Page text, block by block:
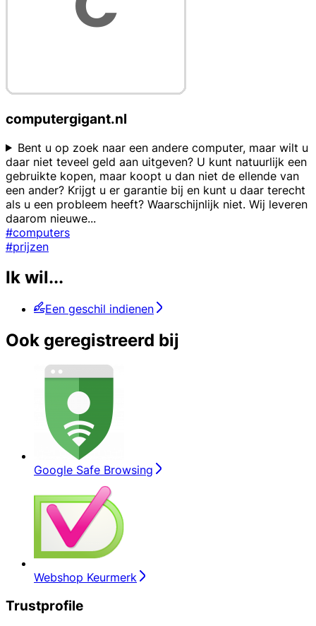
computergigant.nl
Bent u op zoek naar een andere computer, maar wilt u
daar niet teveel geld aan uitgeven? U kunt natuurlijk een
gebruikte kopen, maar koopt u dan niet de ellende van
een ander? Krijgt u er garantie bij en kunt u daar terecht
als u een probleem heeft? Waarschijnlijk niet. Wij leveren
daarom nieuwe...
#computers
#prijzen
Ik wil...
Een geschil indienen
Ook geregistreerd bij
Google Safe Browsing
Webshop Keurmerk
Trustprofile